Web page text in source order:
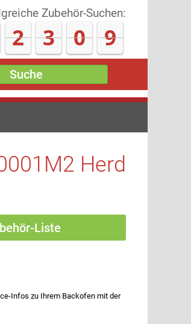
Zubehör-Suchen:
2 3 1 7
Suche
Herd
Liste
Infos zu Ihrem Backofen mit der